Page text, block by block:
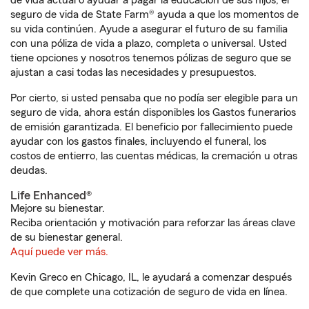
seguro de vida de State Farm® ayuda a que los momentos de
su vida continúen. Ayude a asegurar el futuro de su familia
con una póliza de vida a plazo, completa o universal. Usted
tiene opciones y nosotros tenemos pólizas de seguro que se
ajustan a casi todas las necesidades y presupuestos.
Por cierto, si usted pensaba que no podía ser elegible para un
seguro de vida, ahora están disponibles los Gastos funerarios
de emisión garantizada. El beneficio por fallecimiento puede
ayudar con los gastos finales, incluyendo el funeral, los
costos de entierro, las cuentas médicas, la cremación u otras
deudas.
Life Enhanced®
Mejore su bienestar.
Reciba orientación y motivación para reforzar las áreas clave
de su bienestar general.
Aquí puede ver más.
Kevin Greco en Chicago, IL, le ayudará a comenzar después
de que complete una cotización de seguro de vida en línea.